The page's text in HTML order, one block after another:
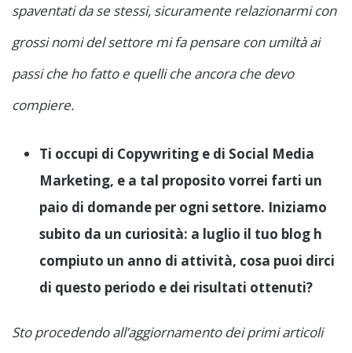
spaventati da se stessi, sicuramente relazionarmi con
grossi nomi del settore mi fa pensare con umiltà ai
passi che ho fatto e quelli che ancora che devo
compiere.
Ti occupi di Copywriting e di Social Media
Marketing, e a tal proposito vorrei farti un
paio di domande per ogni settore. Iniziamo
subito da un curiosità: a luglio il tuo blog h
compiuto un anno di attività, cosa puoi dirci
di questo periodo e dei risultati ottenuti?
Sto procedendo all’aggiornamento dei primi articoli